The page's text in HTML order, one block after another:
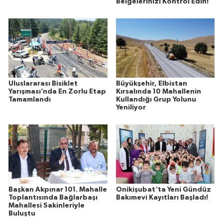
Belgelerinizi Kontrol Edin!
Uluslararası Bisiklet
Yarışması’nda En Zorlu Etap
Tamamlandı
Büyükşehir, Elbistan
Kırsalında 10 Mahallenin
Kullandığı Grup Yolunu
Yeniliyor
Başkan Akpınar 101. Mahalle
Toplantısında Bağlarbaşı
Mahallesi Sakinleriyle
Buluştu
Onikişubat'ta Yeni Gündüz
Bakımevi Kayıtları Başladı!